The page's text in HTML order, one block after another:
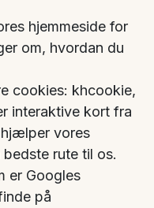
hjemmeside for
om, hvordan du
cookies: khcookie,
interaktive kort fra
hjælper vores
rute til os.
er Googles
på